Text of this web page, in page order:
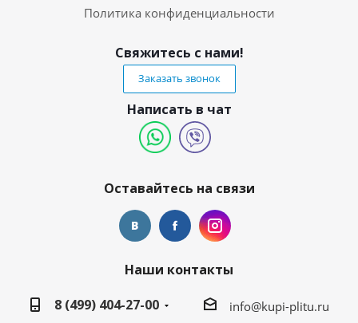
Политика конфиденциальности
Свяжитесь с нами!
Заказать звонок
Написать в чат
Оставайтесь на связи
Наши контакты
8 (499) 404-27-00
info@kupi-plitu.ru